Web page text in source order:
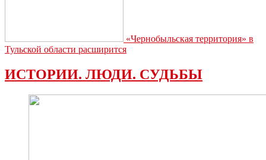
«Чернобыльская территория» в
Тульской области расширится
ИСТОРИИ. ЛЮДИ. СУДЬБЫ